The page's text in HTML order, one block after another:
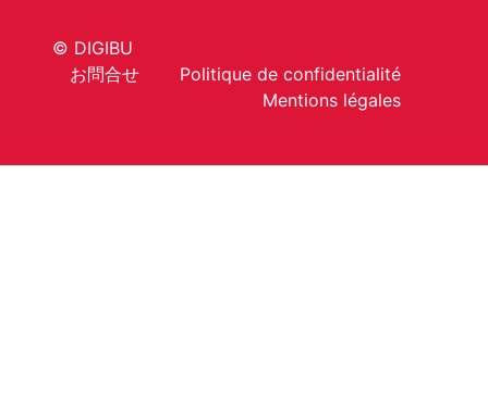
© DIGIBU
お問合せ
Politique de confidentialité
Mentions légales